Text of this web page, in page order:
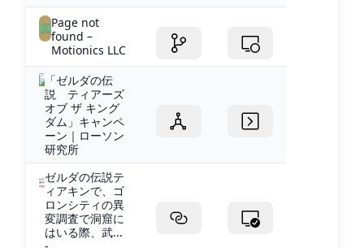
Page not
found –
Motionics LLC
「ゼルダの伝
説 ティアーズ
オブ ザ キング
ダム」キャンペ
ーン｜ローソン
研究所
ゼルダの伝説テ
ィアキンで、ゴ
ロンシティの異
変調査で洞窟に
はいる際、武...